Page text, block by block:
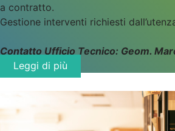
a contratto.
Gestione interventi richiesti
Contatto Ufficio Tecnico: Geom.
Leggi di più